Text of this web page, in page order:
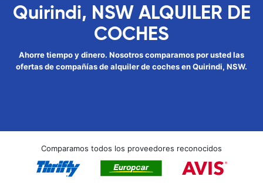
Quirindi, NSW ALQUILER DE
COCHES
Ahorre tiempo y dinero. Nosotros comparamos por usted las
ofertas de compañías de alquiler de coches en Quirindi, NSW.
Comparamos todos los proveedores reconocidos